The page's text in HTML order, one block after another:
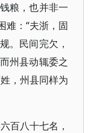
粮，也并非一
难：“夫浙，固
。民间完欠，
州县动辄委之
，州县同样为
百八十七名，